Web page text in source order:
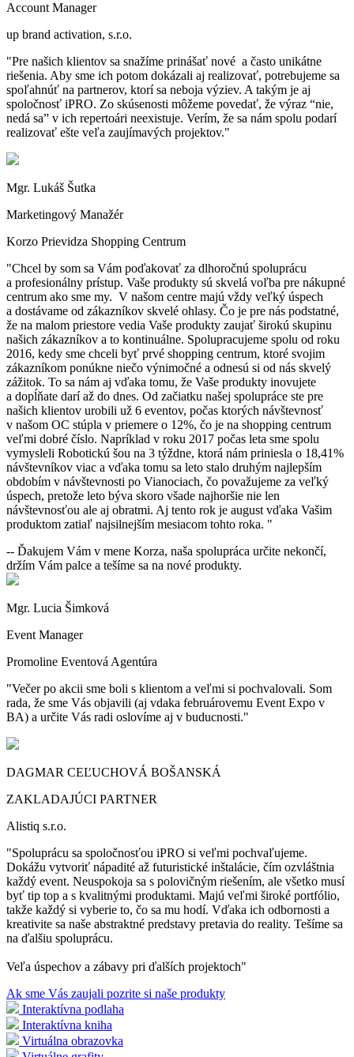
Account Manager
up brand activation, s.r.o.
Pre našich klientov sa snažíme prinášať nové a často unikátne
riešenia. Aby sme ich potom dokázali aj realizovať, potrebujeme sa
spoľahnúť na partnerov, ktorí sa neboja výziev. A takým je aj
spoločnosť iPRO. Zo skúsenosti môžeme povedať, že výraz “nie,
nedá sa” v ich repertoári neexistuje. Verím, že sa nám spolu podarí
realizovať ešte veľa zaujímavých projektov.
Mgr. Lukáš Šutka
Marketingový Manažér
Korzo Prievidza Shopping Centrum
Chcel by som sa Vám poďakovať za dlhoročnú spoluprácu
a profesionálny prístup. Vaše produkty sú skvelá voľba pre nákupné
centrum ako sme my. V našom centre majú vždy veľký úspech
a dostávame od zákazníkov skvelé ohlasy. Čo je pre nás podstatné,
že na malom priestore vedia Vaše produkty zaujať širokú skupinu
našich zákazníkov a to kontinuálne. Spolupracujeme spolu od roku
2016, kedy sme chceli byť prvé shopping centrum, ktoré svojim
zákazníkom ponúkne niečo výnimočné a odnesú si od nás skvelý
zážitok. To sa nám aj vďaka tomu, že Vaše produkty inovujete
a dopĺňate darí až do dnes. Od začiatku našej spolupráce ste pre
našich klientov urobili už 6 eventov, počas ktorých návštevnosť
v našom OC stúpla v priemere o 12%, čo je na shopping centrum
veľmi dobré číslo. Napríklad v roku 2017 počas leta sme spolu
vymysleli Robotickú šou na 3 týždne, ktorá nám priniesla o 18,41%
návštevníkov viac a vďaka tomu sa leto stalo druhým najlepším
obdobím v návštevnosti po Vianociach, čo považujeme za veľký
úspech, pretože leto býva skoro všade najhoršie nie len
návštevnosťou ale aj obratmi. Aj tento rok je august vďaka Vašim
produktom zatiaľ najsilnejším mesiacom tohto roka.
-- Ďakujem Vám v mene Korza, naša spolupráca určite nekončí,
držím Vám palce a tešíme sa na nové produkty.
Mgr. Lucia Šimková
Event Manager
Promoline Eventová Agentúra
Večer po akcii sme boli s klientom a veľmi si pochvalovali. Som
rada, že sme Vás objavili (aj vdaka februárovemu Event Expo v
BA) a určite Vás radi oslovíme aj v buducnosti.
DAGMAR CEĽUCHOVÁ BOŠANSKÁ
ZAKLADAJÚCI PARTNER
Alistiq s.r.o.
Spoluprácu sa spoločnosťou iPRO si veľmi pochvaľujeme.
Dokážu vytvoriť nápadité až futuristické inštalácie, čím ozvláštnia
každý event. Neuspokoja sa s polovičným riešením, ale všetko musí
byť tip top a s kvalitnými produktami. Majú veľmi široké portfólio,
takže každý si vyberie to, čo sa mu hodí. Vďaka ich odbornosti a
kreativite sa naše abstraktné predstavy pretavia do reality. Tešíme sa
na ďalšiu spoluprácu.
Veľa úspechov a zábavy pri ďalších projektoch
Ak sme Vás zaujali pozrite si naše produkty
Interaktívna podlaha
Interaktívna kniha
Virtuálna obrazovka